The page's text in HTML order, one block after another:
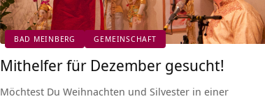
BAD MEINBERG GEMEINSCHAFT
Mithelfer für Dezember gesucht!
Möchtest Du Weihnachten und Silvester in einer